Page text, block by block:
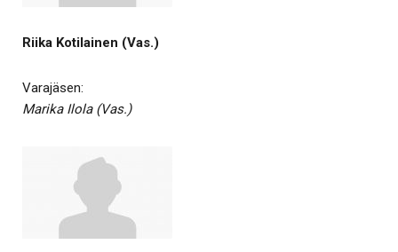
Riika Kotilainen (Vas.)
Varajäsen:
Marika Ilola (Vas.)